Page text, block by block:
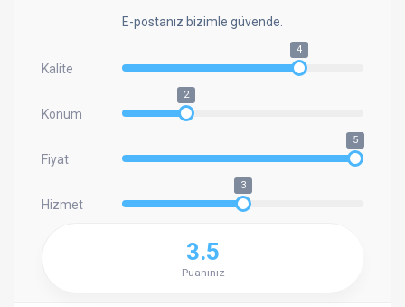
E-postanız bizimle güvende.
Kalite
4
Konum
2
Fiyat
5
Hizmet
3
3.5
Puanınız